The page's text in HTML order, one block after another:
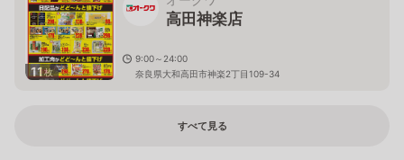
11枚
高田神楽店
9:00～24:00
奈良県大和高田市神楽2丁目109-34
すべて見る